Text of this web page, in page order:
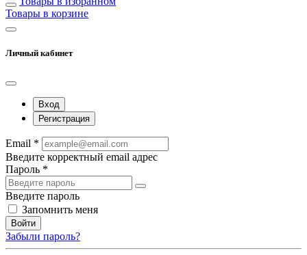
Товары в корзине
Личный кабинет
Вход
Регистрация
Email *
Введите корректный email адрес
Пароль *
Введите пароль
Запомнить меня
Войти
Забыли пароль?